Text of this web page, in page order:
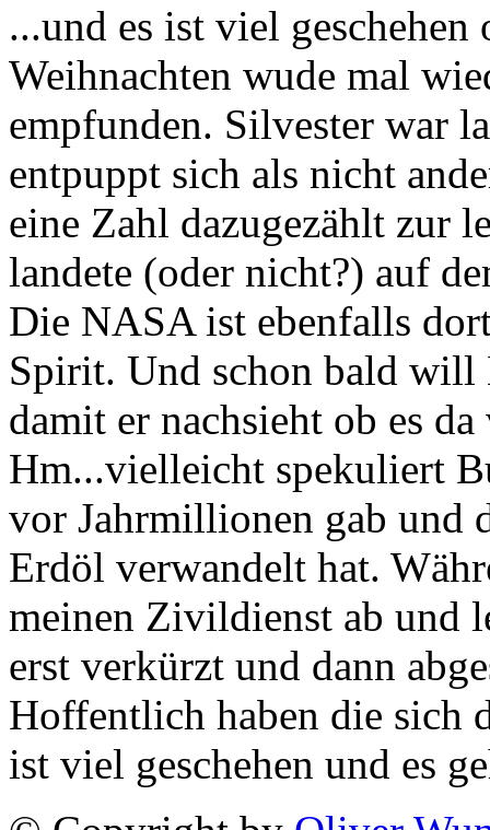
...und es ist viel geschehen
Weihnachten wude mal
empfunden. Silvester war
entpuppt sich als nicht
eine Zahl dazugezählt zur
landete (oder nicht?) auf
Die NASA ist ebenfalls
Spirit. Und schon bald will
damit er nachsieht ob es
Hm...vielleicht spekuliert
vor Jahrmillionen gab und
Erdöl verwandelt hat.
meinen Zivildienst ab und
erst verkürzt und dann
Hoffentlich haben die sich
ist viel geschehen und es